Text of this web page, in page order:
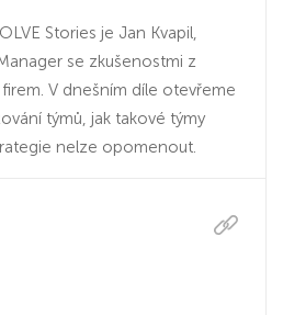
Stories je Jan Kvapil,
se zkušenostmi z
V dnešním díle otevřeme
týmů, jak takové týmy
nelze opomenout.